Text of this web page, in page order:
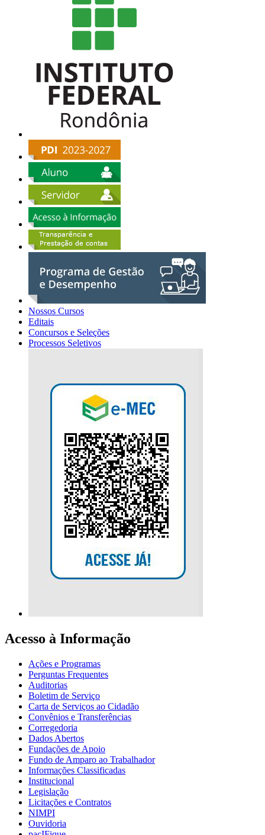
Nossos Cursos
Editais
Concursos e Seleções
Processos Seletivos
Acesso à Informação
Ações e Programas
Perguntas Frequentes
Auditorias
Boletim de Serviço
Carta de Serviços ao Cidadão
Convênios e Transferências
Corregedoria
Dados Abertos
Fundações de Apoio
Fundo de Amparo ao Trabalhador
Informações Classificadas
Institucional
Legislação
Licitações e Contratos
NIMPI
Ouvidoria